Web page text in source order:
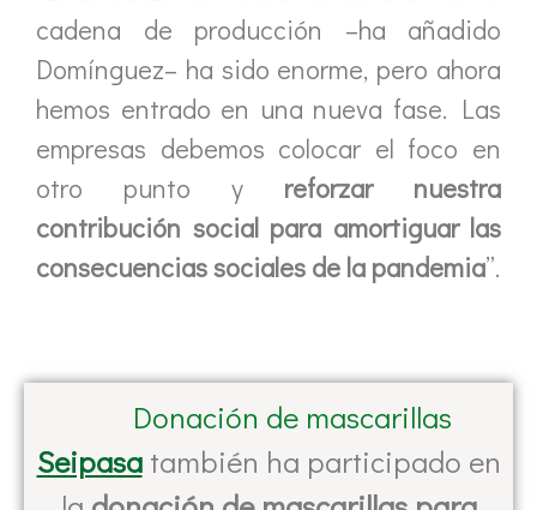
cadena de producción –ha añadido
Domínguez– ha sido enorme, pero ahora
hemos entrado en una nueva fase. Las
empresas debemos colocar el foco en
otro punto y reforzar nuestra
contribución social para amortiguar las
consecuencias sociales de la pandemia”.
Donación de mascarillas
Seipasatambién ha participado en